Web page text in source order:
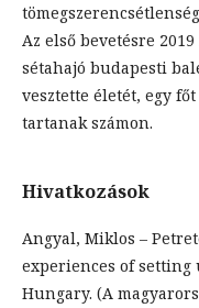
Az első bevetésre
sétahajó budapesti
vesztette életét, egy
tartanak számon.
Hivatkozások
Angyal, Miklos –
experiences of
Hungary. (A